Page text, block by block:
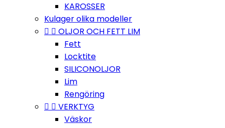
KAROSSER
Kulager olika modeller
  OLJOR OCH FETT LIM
Fett
Locktite
SILICONOLJOR
Lim
Rengöring
  VERKTYG
Väskor